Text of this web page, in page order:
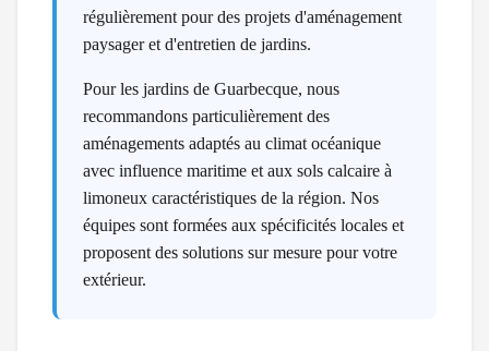
régulièrement pour des projets d'aménagement
paysager et d'entretien de jardins.
Pour les jardins de Guarbecque, nous
recommandons particulièrement des
aménagements adaptés au climat océanique
avec influence maritime et aux sols calcaire à
limoneux caractéristiques de la région. Nos
équipes sont formées aux spécificités locales et
proposent des solutions sur mesure pour votre
extérieur.